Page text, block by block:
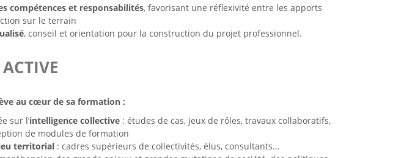
compétences et responsabilités, favorisant une réflexivité entre les apports
sur le terrain
, conseil et orientation pour la construction du projet professionnel.
au cœur de sa formation :
sur l’intelligence collective: études de cas, jeux de rôles, travaux collaboratifs,
de modules de formation
territorial : cadres supérieurs de collectivités, élus, consultants...